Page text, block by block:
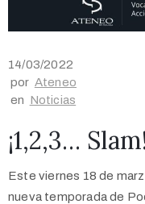
14/03/2022
por Ateneo
en Noticias
¡1,2,3…
Este viernes 18 de
nueva temporada de